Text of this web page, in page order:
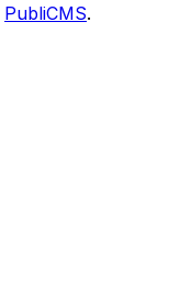
PubliCMS.